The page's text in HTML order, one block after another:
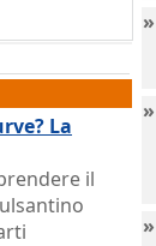
La
il
»
»
»